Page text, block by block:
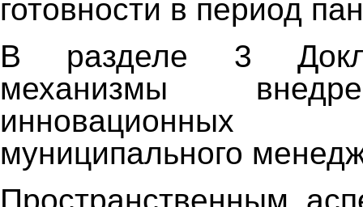
готовности в период
В разделе 3
механизмы
муниципального